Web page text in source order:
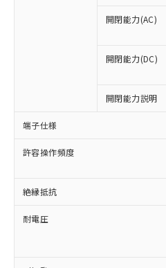
開閉能力(AC)
開閉能力(DC)
開閉能力説明
端子仕様
許容操作頻度
絶縁抵抗
耐電圧
以下の条件をお読みい
ご利用ください。
本サービスは、
商品の当社在庫
(税抜)を提供させ
当社制御機器事
本サービスの対
ことをご了承くだ
在庫状況および
記載している更新
タに基づき作成
覧された時点で
準価格とは異なる
有に対応した製品に切
対応予定なし：EU
非含有に非対応の商品
定はありません。
調査・確認中：EU
非含有の対応状況を調
非該当品：ライセンス
害物質有無と関係のな
仕入先様の事情により
いたものが、含有品と
むを得ず変更すること
鉛(Pb) 1000ppm以下、 水銀
六価クロム(Cr(Ⅵ)) 1000ppm
類(PBB) 1000ppm以下、ポリ
(PBDE) 1000ppm以下、フタ
※1 中国RoHS○×表
「○」：最大均質材料
基準値以下であること
「×」：最大均質材料
基準値を超えているこ
「－」：未確認です。
い合わせください。
*中国RoHS10物質の基準値
Pb(鉛) :1000ppm、 Hg(水銀)
Cr(Ⅵ)(六価クロム) : 1000ppm
当社は、これら
為替および外国
（以下｢規制貨物
国政府の輸出許
可)を取得するな